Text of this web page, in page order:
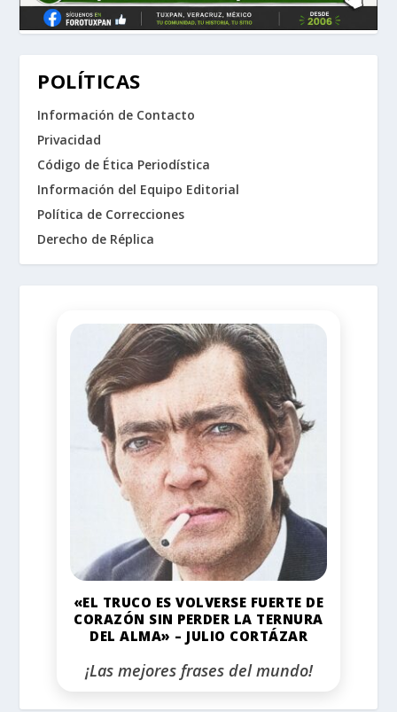
POLÍTICAS
Información de Contacto
Privacidad
Código de Ética Periodística
Información del Equipo Editorial
Política de Correcciones
Derecho de Réplica
«EL TRUCO ES VOLVERSE FUERTE DE
CORAZÓN SIN PERDER LA TERNURA
DEL ALMA» – JULIO CORTÁZAR
¡Las mejores frases del mundo!